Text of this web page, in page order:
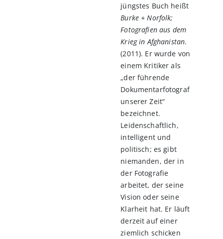
jüngstes Buch heißt
Burke + Norfolk;
Fotografien aus dem
Krieg in Afghanistan.
(2011). Er wurde von
einem Kritiker als
„der führende
Dokumentarfotograf
unserer Zeit“
bezeichnet.
Leidenschaftlich,
intelligent und
politisch; es gibt
niemanden, der in
der Fotografie
arbeitet, der seine
Vision oder seine
Klarheit hat. Er läuft
derzeit auf einer
ziemlich schicken